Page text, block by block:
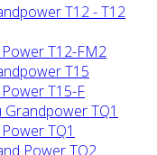
T12 - T12
T12-FM2
T15
T15-F
TQ1
TQ1
Power TQ2